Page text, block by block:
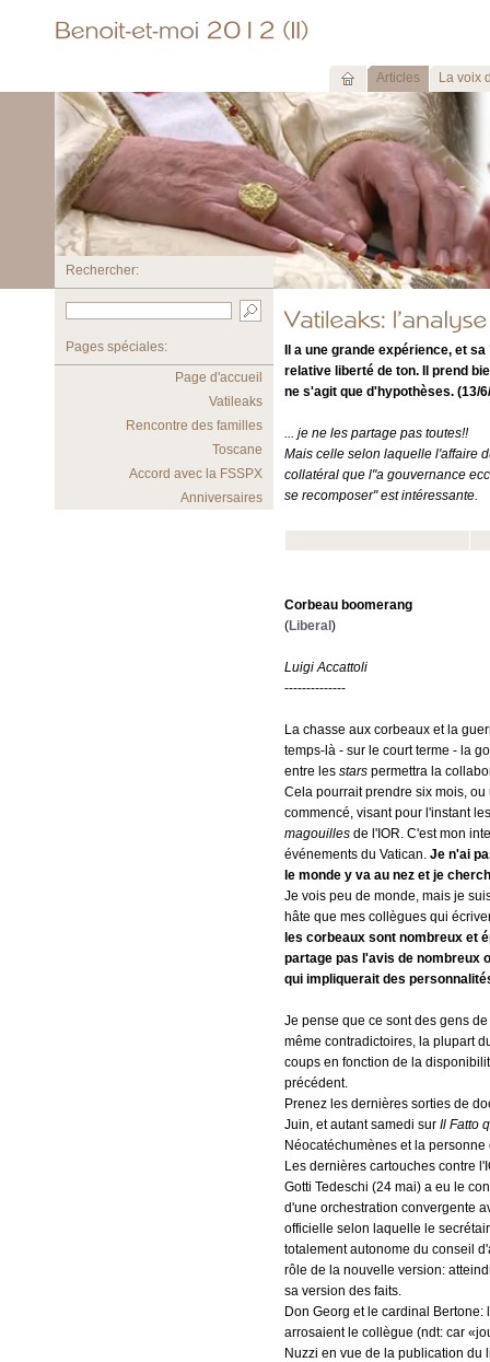
Articles La voix
Rechercher:
Pages spéciales:
Page d'accueil
Vatileaks
Rencontre des familles
Toscane
Accord avec la FSSPX
Anniversaires
Il a une grande expérience, et
relative liberté de ton. Il prend
ne s'agit que d'hypothèses. (13/
... je ne les partage pas toutes!!
Mais celle selon laquelle l'affaire
collatéral que l"a gouvernance
se recomposer" est intéressante.
Corbeau boomerang
(Liberal )
Luigi Accattoli
--------------
La chasse aux corbeaux et la
temps-là - sur le court terme - la
entre les stars permettra la
Cela pourrait prendre six mois,
commencé, visant pour l'instant
magouilles de l'IOR. C'est mon
événements du Vatican. Je n'ai
le monde y va au nez et je
Je vois peu de monde, mais je
hâte que mes collègues qui
les corbeaux sont nombreux et
partage pas l'avis de nombreux
qui impliquerait des
Je pense que ce sont des gens
même contradictoires, la plupart
coups en fonction de la
précédent.
Prenez les dernières sorties de
Juin, et autant samedi sur Il Fatto
Néocatéchumènes et la
Les dernières cartouches contre
Gotti Tedeschi (24 mai) a eu le
d'une orchestration convergente
officielle selon laquelle le
totalement autonome du conseil
rôle de la nouvelle version:
sa version des faits.
Don Georg et le cardinal
arrosaient le collègue (ndt: car
Nuzzi en vue de la publication du